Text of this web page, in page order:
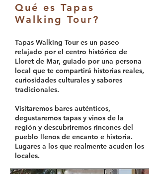
Qué es Tapas
Walking Tour?
Tapas Walking Tour es un paseo
relajado por el centro histórico de
Lloret de Mar, guiado por una persona
local que te compartirá historias reales,
curiosidades culturales y sabores
tradicionales.
Visitaremos bares auténticos,
degustaremos tapas y vinos de la
región y descubriremos rincones del
pueblo llenos de encanto e historia.
Lugares a los que realmente acuden los
locales.